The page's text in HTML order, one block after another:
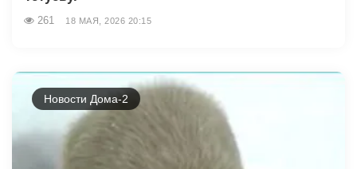
261 18 МАЯ, 2026 20:15
Новости Дома-2